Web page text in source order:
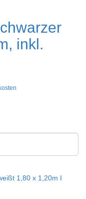
inkl.